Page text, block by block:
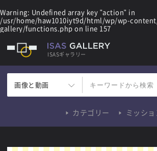
Warning: Undefined array key "action" in
/usr/home/haw1010iyt9d/html/wp/wp-
gallery/functions.php on line 157
ISASギャラリー
画像と動画
カテゴリー ミッショ